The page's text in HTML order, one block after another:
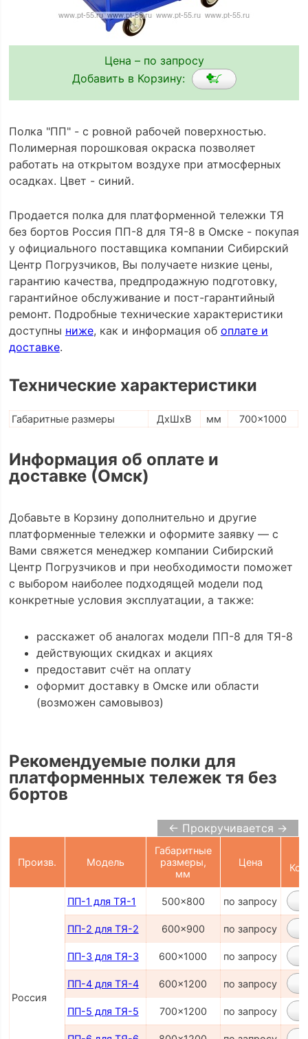
Цена – по запросу
Добавить в Корзину:
Полка "ПП" - с ровной рабочей поверхностью.
Полимерная порошковая окраска позволяет
работать на открытом воздухе при атмосферных
осадках. Цвет - синий.
Продается полка для платформенной тележки ТЯ
без бортов Россия ПП-8 для ТЯ-8 в Омске - покупая
у официального поставщика компании Сибирский
Центр Погрузчиков, Вы получаете низкие цены,
гарантию качества, предпродажную подготовку,
гарантийное обслуживание и пост-гарантийный
ремонт. Подробные технические характеристики
доступны ниже, как и информация об оплате и
доставке.
Технические характеристики
Габаритные размеры ДхШхВ мм 700x1000
Информация об оплате и
доставке (Омск)
Добавьте в Корзину дополнительно и другие
платформенные тележки и оформите заявку — с
Вами свяжется менеджер компании Сибирский
Центр Погрузчиков и при необходимости поможет
с выбором наиболее подходящей модели под
конкретные условия эксплуатации, а также:
расскажет об аналогах модели ПП-8 для ТЯ-8
действующих скидках и акциях
предоставит счёт на оплату
оформит доставку в Омске или области
(возможен самовывоз)
Рекомендуемые полки для
платформенных тележек тя без
бортов
← Прокручивается →
Произв. Модель
Габаритные
размеры,
мм
Цена
Россия
ПП-1 для ТЯ-1 500x800 по запросу
ПП-2 для ТЯ-2 600x900 по запросу
ПП-3 для ТЯ-3 600x1000 по запросу
ПП-4 для ТЯ-4 600x1200 по запросу
ПП-5 для ТЯ-5 700x1200 по запросу